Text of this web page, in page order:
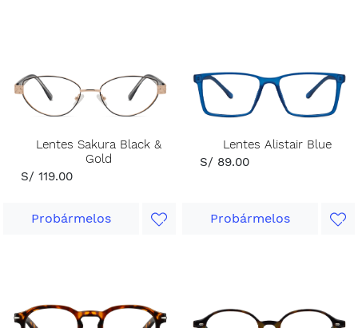
Lentes Sakura Black &
Gold
S/ 119.00
Probármelos
Lentes Alistair Blue
S/ 89.00
Probármelos